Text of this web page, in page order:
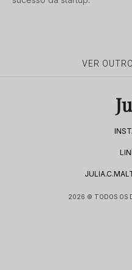
VER
2026 © TODOS OS